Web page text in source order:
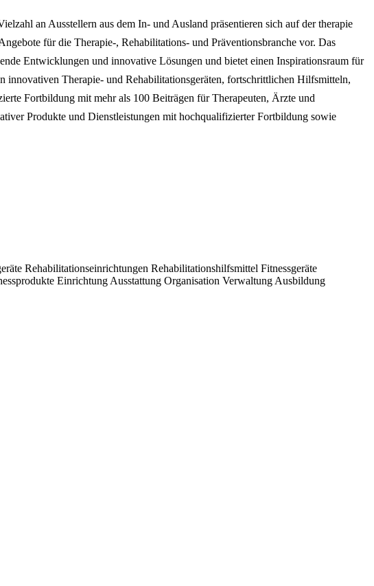
an Ausstellern aus dem In- und Ausland präsentieren sich auf der therapie
für die Therapie-, Rehabilitations- und Präventionsbranche vor. Das
Entwicklungen und innovative Lösungen und bietet einen Inspirationsraum für
innovativen Therapie- und Rehabilitationsgeräten, fortschrittlichen Hilfsmitteln,
Fortbildung mit mehr als 100 Beiträgen für Therapeuten, Ärzte und
Produkte und Dienstleistungen mit hochqualifizierter Fortbildung sowie
Rehabilitationseinrichtungen Rehabilitationshilfsmittel Fitnessgeräte
Einrichtung Ausstattung Organisation Verwaltung Ausbildung